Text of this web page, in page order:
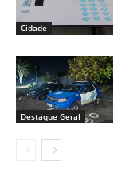
Cidade
Destaque Geral